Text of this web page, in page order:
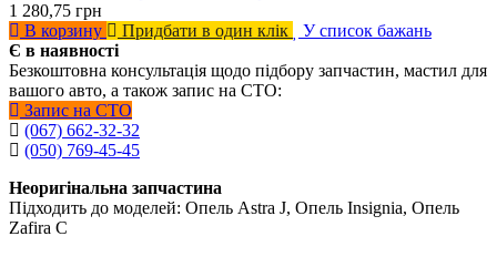
1 280,75 грн
В корзину
Придбати в один клік
У список бажань
Є в наявності
Безкоштовна консультація щодо підбору запчастин, мастил для
вашого авто, а також запис на СТО:
Запис на СТО
(067) 662-32-32
(050) 769-45-45
Неоригінальна запчастина
Підходить до моделей: Опель Astra J, Опель Insignia, Опель
Zafira C